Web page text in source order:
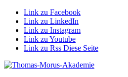
Link zu Facebook
Link zu LinkedIn
Link zu Instagram
Link zu Youtube
Link zu Rss Diese Seite